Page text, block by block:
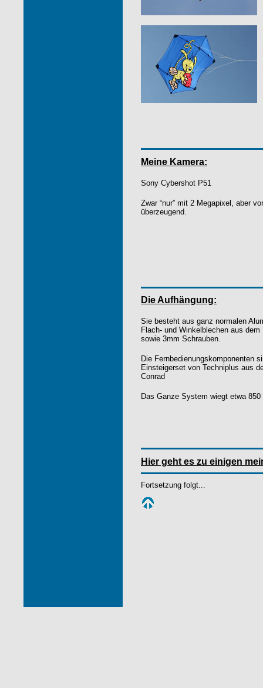
Meine Kamera:
Sony Cybershot P51
Zwar “nur” mit 2 Megapixel, aber
überzeugend.
Die Aufhängung:
Sie besteht aus ganz normalen
Flach- und Winkelblechen aus dem
sowie 3mm Schrauben.
Die Fernbedienungskomponenten
Einsteigerset von Techniplus aus
Conrad
Das Ganze System wiegt etwa 850
Hier geht es zu einigen
Fortsetzung folgt...